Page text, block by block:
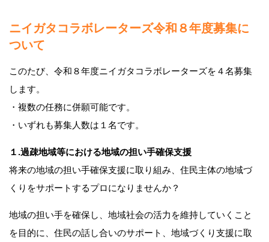
ニイガタコラボレーターズ令和８年度募集に
ついて
このたび、令和８年度ニイガタコラボレーターズを４名募集
します。
・複数の任務に併願可能です。
・いずれも募集人数は１名です。
１.過疎地域等における地域の担い手確保支援
将来の地域の担い手確保支援に取り組み、住民主体の地域づ
くりをサポートするプロになりませんか？
地域の担い手を確保し、地域社会の活力を維持していくこと
を目的に、住民の話し合いのサポート、地域づくり支援に取